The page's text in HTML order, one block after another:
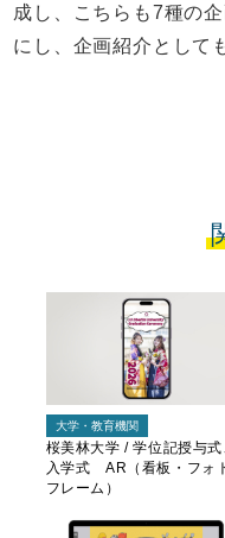
成し、こちらも7種の
にし、企画紹介として
大学・教育機関
桜美林大学 / 学位記授与式
入学式 AR（看板・フォ
フレーム）